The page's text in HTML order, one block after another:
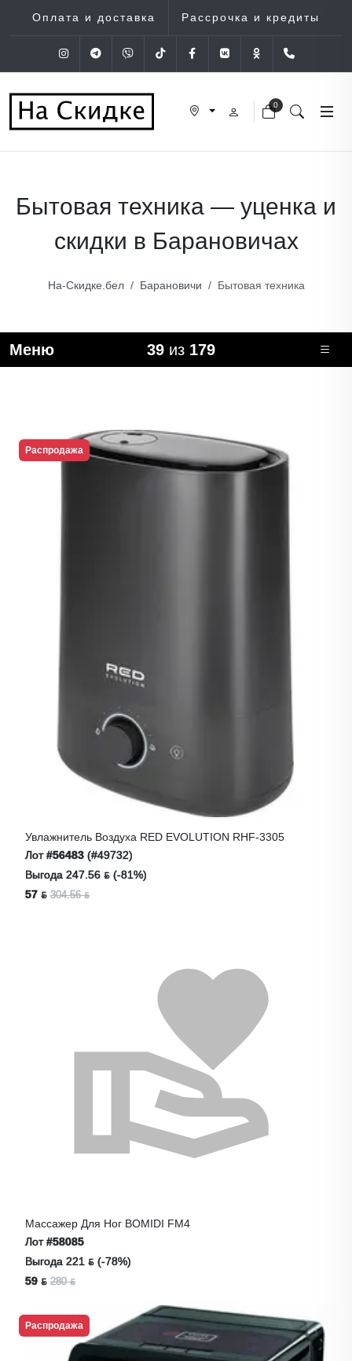
Оплата и доставка Рассрочка и кредиты
InstagramTelegram
Viber Tik-Tok Facebook
VK OK
0
Бытовая техника — уценка и
скидки в Барановичах
На-Скидке.бел Барановичи Бытовая техника
Меню 39 из 179
Распродажа
Увлажнитель Воздуха RED EVOLUTION RHF-3305
Лот#56483 (#49732)
Выгода 247.56 ƃ (-81%)
57 ƃ 304.56 ƃ
Массажер Для Ног BOMIDI FM4
Лот#58085
Выгода 221 ƃ (-78%)
59 ƃ 280 ƃ
Распродажа